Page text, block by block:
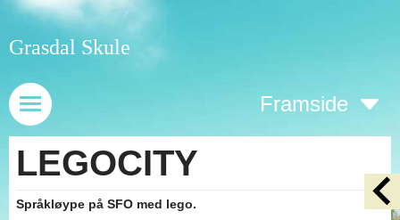
Grasdal Skule
Framside
LEGOCITY
Språkløype på SFO med lego.